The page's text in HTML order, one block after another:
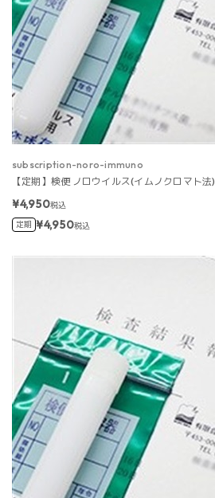
subscription-noro-immuno
【定期】検便 ノロウイルス(イムノクロマト法)
¥4,950税込
定期 ¥4,950税込